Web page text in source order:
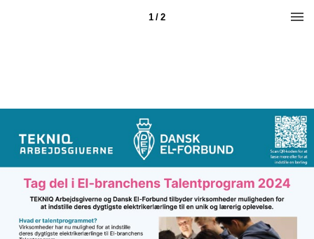
1 / 2